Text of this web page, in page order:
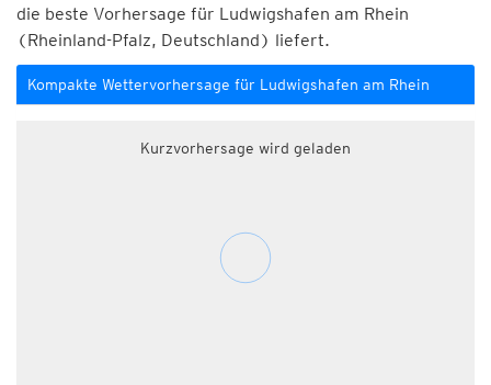
die beste Vorhersage für Ludwigshafen am Rhein
(Rheinland-Pfalz, Deutschland) liefert.
Kompakte Wettervorhersage für Ludwigshafen am Rhein
Kurzvorhersage wird geladen